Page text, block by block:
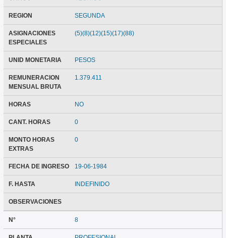
REGION SEGUNDA
ASIGNACIONES
ESPECIALES
(5)(8)(12)(15)(17)(88)
UNID MONETARIA PESOS
REMUNERACION
MENSUAL BRUTA
1.379.411
HORAS NO
CANT. HORAS 0
MONTO HORAS
EXTRAS
0
FECHA DE INGRESO 19-06-1984
F. HASTA INDEFINIDO
OBSERVACIONES
N° 8